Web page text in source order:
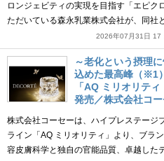
ロンジェビティの実現を目指す「エピ
ただいている森永乳業株式会社が、同
2026年07月31日 17
～老化という摂理
込めた最高峰（※1
「AQ ミリオリテ
発売／株式会社コ
株式会社コーセーは、ハイプレステージ
ライン「AQ ミリオリティ」より、ブラ
容皮膚科学と独自の官能品質、卓越し